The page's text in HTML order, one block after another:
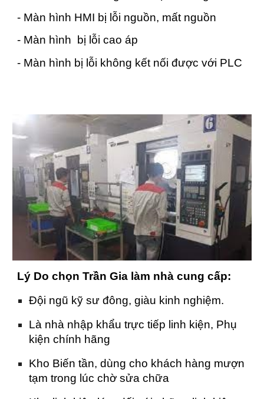
- Màn hình HMI bị lỗi nguồn, mất nguồn
- Màn hình bị lỗi cao áp
- Màn hình bị lỗi không kết nối được với PLC
Lý Do chọn Trần Gia làm nhà cung cấp:
Đội ngũ kỹ sư đông, giàu kinh nghiệm.
Là nhà nhập khẩu trực tiếp linh kiện, Phụ
kiện chính hãng
Kho Biến tần, dùng cho khách hàng mượn
tạm trong lúc chờ sửa chữa